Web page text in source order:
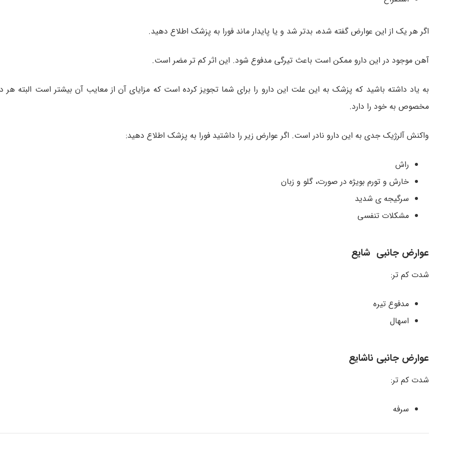
اگر هر یک از این عوارض گفته شده، بدتر شد و یا پایدار ماند فورا به پزشک اطلاع دهید.
آهن موجود در این دارو ممکن است باعث تیرگی مدفوع شود. این اثر کم تر مضر است.
به یاد داشته باشید که پزشک به این علت این دارو را برای شما تجویز کرده است که مزایای آن از معایب آن بیشتر است البته هر
مخصوص به خود را دارد.
واکنش آلرژیک جدی به این دارو نادر است. اگر عوارض زیر را داشتید فورا به پزشک اطلاع دهید:
راش
خارش و تورم بویژه در صورت، گلو و زبان
سرگیجه ی شدید
مشکلات تنفسی
عوارض جانبی شایع
شدت کم تر:
مدفوع تیره
اسهال
عوارض جانبی ناشایع
شدت کم تر:
سرفه